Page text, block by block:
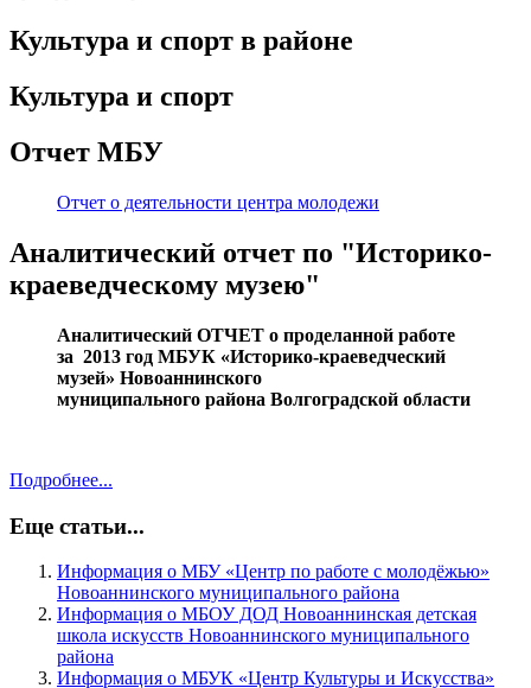
Культура и спорт в районе
Культура и спорт
Отчет МБУ
Отчет о деятельности центра молодежи
Аналитический отчет по "Историко-
краеведческому музею"
Аналитический ОТЧЕТ о проделанной работе
за 2013 год МБУК «Историко-краеведческий
музей» Новоаннинского
муниципального района Волгоградской области
Подробнее...
Еще статьи...
Информация о МБУ «Центр по работе с молодёжью»
Новоаннинского муниципального района
Информация о МБОУ ДОД Новоаннинская детская
школа искусств Новоаннинского муниципального
района
Информация о МБУК «Центр Культуры и Искусства»